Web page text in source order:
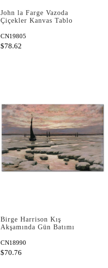
John la Farge Vazoda
Çiçekler Kanvas Tablo
CN19805
$78.62
Birge Harrison Kış
Akşamında Gün Batımı
CN18990
$70.76